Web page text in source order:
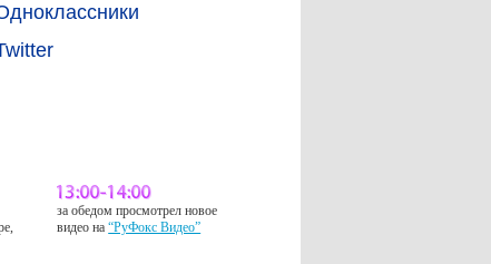
за обедом просмотрел новое
видео на“РуФокс Видео”